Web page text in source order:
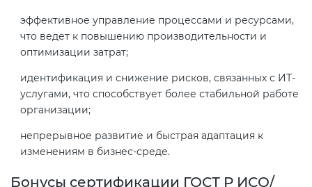
эффективное управление процессами и ресурсами,
что ведет к повышению производительности и
оптимизации затрат;
идентификация и снижение рисков, связанных с ИТ-
услугами, что способствует более стабильной работе
организации;
непрерывное развитие и быстрая адаптация к
изменениям в бизнес-среде.
Бонусы сертификации ГОСТ Р ИСО/